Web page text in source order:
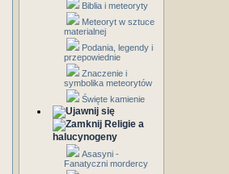
Biblia i meteoryty
Meteoryt w sztuce
materialnej
Podania, legendy i
przepowiednie
Znaczenie i
symbolika meteorytów
Święte kamienie
Religie a
halucynogeny
Asasyni -
Fanatyczni mordercy